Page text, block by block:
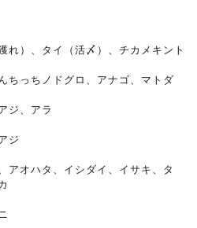
れ）、タイ（活〆）、チカメキント
ちっちノドグロ、アナゴ、マトダ
ジ、アラ
ジ
アオハタ、イシダイ、イサキ、タ